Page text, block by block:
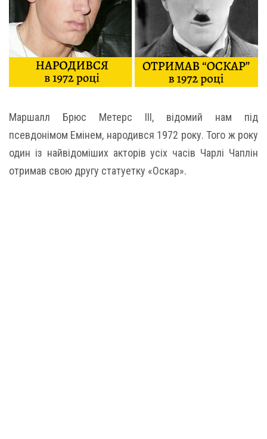
Маршалл Брюс Метерс III, відомий нам під
псевдонімом Емінем, народився 1972 року. Того ж року
один із найвідоміших акторів усіх часів Чарлі Чаплін
отримав свою другу статуетку «Оскар».